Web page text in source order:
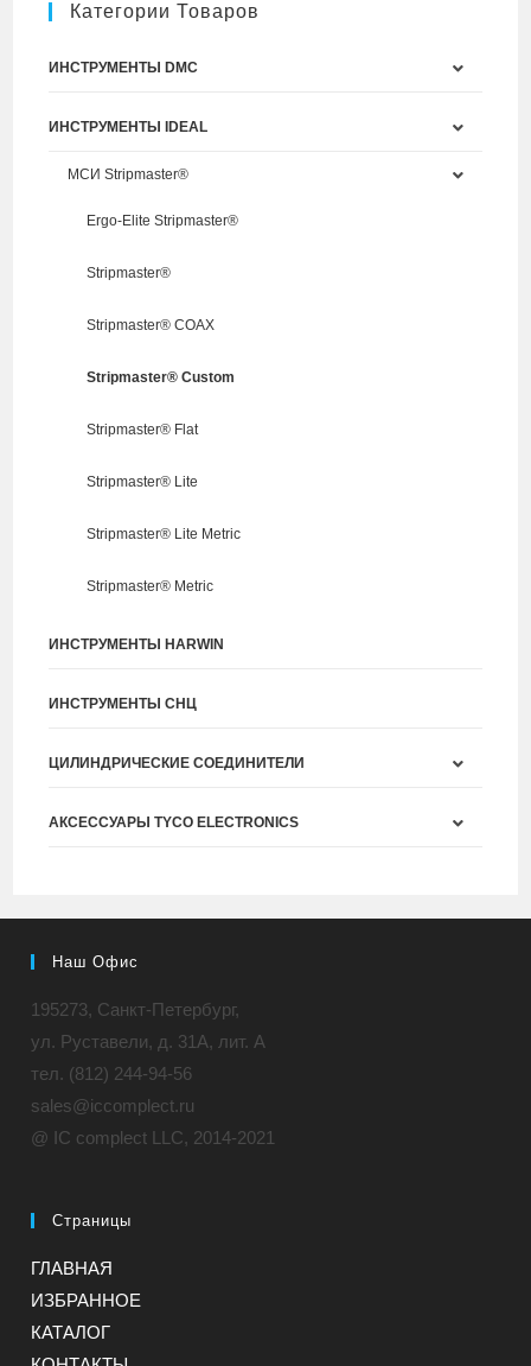
Категории Товаров
ИНСТРУМЕНТЫ DMC
ИНСТРУМЕНТЫ IDEAL
МСИ Stripmaster®
Ergo-Elite Stripmaster®
Stripmaster®
Stripmaster® COAX
Stripmaster® Custom
Stripmaster® Flat
Stripmaster® Lite
Stripmaster® Lite Metric
Stripmaster® Metric
ИНСТРУМЕНТЫ HARWIN
ИНСТРУМЕНТЫ СНЦ
ЦИЛИНДРИЧЕСКИЕ СОЕДИНИТЕЛИ
АКСЕССУАРЫ TYCO ELECTRONICS
Наш Офис
195273, Санкт-Петербург,
ул. Руставели, д. 31A, лит. А
тел. (812) 244-94-56
sales@iccomplect.ru
@ IC complect LLC, 2014-2021
Страницы
ГЛАВНАЯ
ИЗБРАННОЕ
КАТАЛОГ